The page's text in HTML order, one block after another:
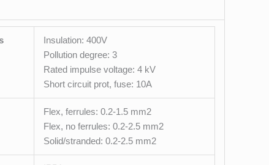
Insulation: 400V
Pollution degree: 3
Rated impulse voltage: 4 kV
Short circuit prot, fuse: 10A
Flex, ferrules: 0.2-1.5 mm2
Flex, no ferrules: 0.2-2.5 mm2
Solid/stranded: 0.2-2.5 mm2